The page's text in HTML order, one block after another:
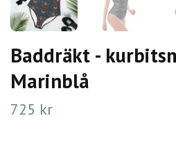
Baddräkt -
Marinblå
725 kr